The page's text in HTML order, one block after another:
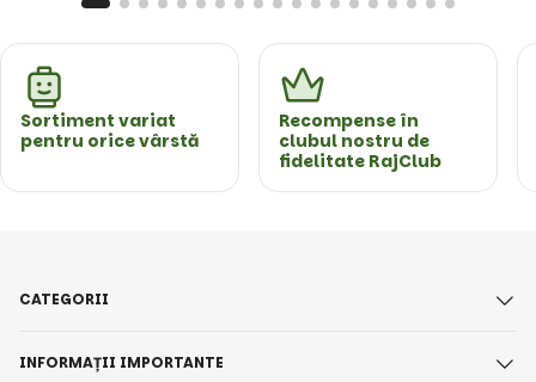
Sortiment variat
pentru orice vârstă
Recompense în
clubul nostru de
fidelitate RajClub
CATEGORII
INFORMAȚII IMPORTANTE